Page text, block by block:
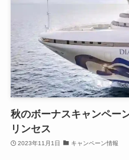
秋のボーナスキャンペ
リンセス
2023年11月1日 キャンペーン情報